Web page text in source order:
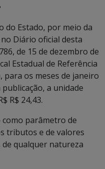
do Estado, por meio da
Diário oficial desta
de 15 de dezembro de
Estadual de Referência
para os meses de janeiro
a unidade
R$ 24,43.
parâmetro de
tributos e de valores
qualquer natureza